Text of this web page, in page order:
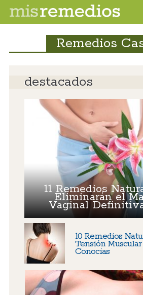
Remedios
destacados
11 Remedios
Eliminarán el
Vaginal
10 Remedios
Tensión
Conocías